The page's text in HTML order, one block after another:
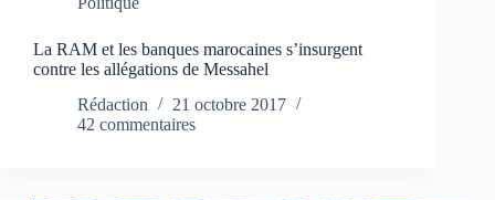
La RAM et les banques marocaines s’insurgent
contre les allégations de Messahel
Rédaction
21 octobre 2017
42 commentaires